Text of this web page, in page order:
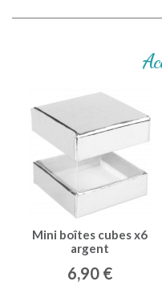
Mini boîtes cubes x6
argent
6,90 €